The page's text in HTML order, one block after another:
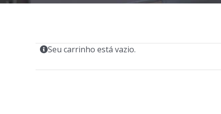
Seu carrinho está vazio.